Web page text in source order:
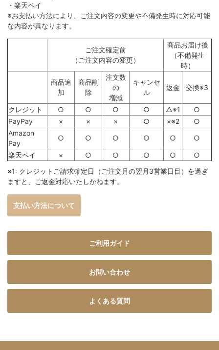
・楽天ペイ
※お支払い方法により、ご注文内容の変更や不備発生時に対応可能
な内容が異なります。
ご注文確定前
（ご注文内容の変更）
商品お届け後
（不備発生
時）
商品追
加
商品削
除
注文数
の
増減
キャンセ
ル
返金 交換※3
クレジット ○ ○ ○ ○ △※1
○
PayPay
× × × ○ ×※2
○
Amazon
Pay
○ ○ ○ ○ ○ ○
楽天ペイ × ○ ○ ○ ○
○
※1: クレジットご請求確定日（ご注文月の翌月3営業日目）を過ぎ
ますと、ご返金対応いたしかねます。
支払い方法について
ご利用ガイド
お問い合わせ
よくある質問